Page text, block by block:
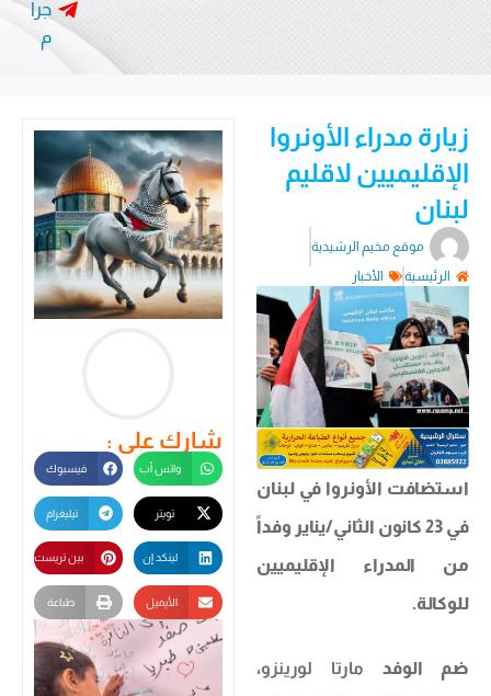
جرا
م
زيارة مدراء الأونروا
الإقليميين لاقليم
لبنان
موقع مخيم الرشيدية
الرئيسية
الأخبار
استضافت الأونروا في لبنان
في 23 كانون الثاني/يناير وفداً
من المدراء الإقليميين
للوكالة.
ضم الوفدمارتا لورينزو،
شارك على :
واتس أب فيسبوك
تيليغرام
لينكد إن بين تريست
الأيميل طباعة